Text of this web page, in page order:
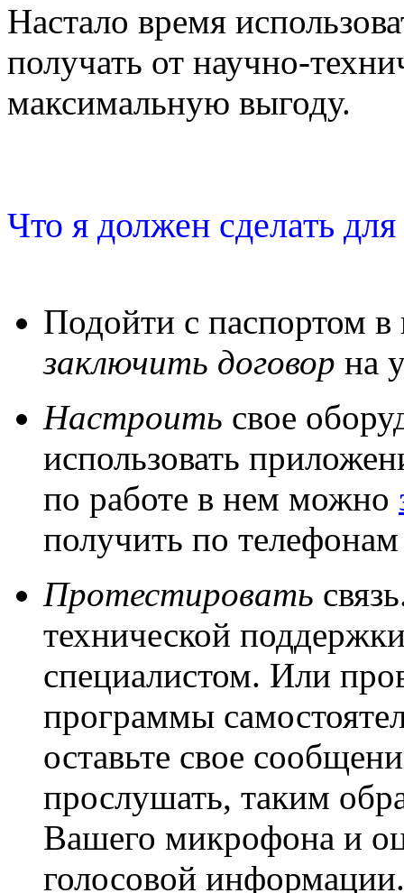
Настало время
получать от научно-
максимальную выгоду.
Что я должен сделать
Подойти с паспортом
заключить договор на
Настроить свое
использовать
по работе в нем можно
получить по
Протестировать
технической
специалистом. Или
программы
оставьте свое
прослушать, таким
Вашего микрофона и
голосовой информации.